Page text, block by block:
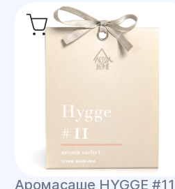
Аромасаше HYGGE #11